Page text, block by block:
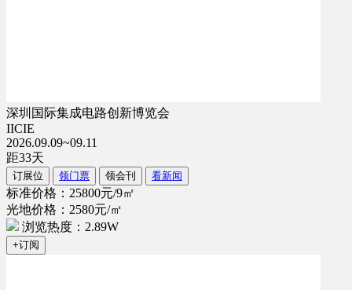
深圳国际集成电路创新博览会
IICIE
2026.09.09~09.11
距33天
订展位 领门票 领会刊 看新闻
标准价格：25800元/9㎡
光地价格：2580元/㎡
浏览热度：2.89W
+订阅